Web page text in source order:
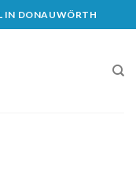
IN DONAUWÖRTH